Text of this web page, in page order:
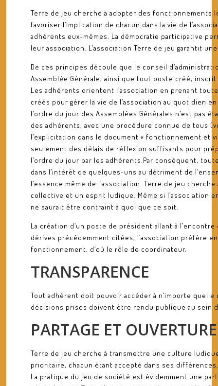
Terre de jeu cherche à adopter des fonctionnements
favoriser l’implication de chacun dans la vie de
adhérents eux-mêmes. La démocratie participative
leur association. L’association Terre de jeu garantit
De ces principes découle que le conseil
Assemblée Générale, ainsi que tout poste créé,
Les adhérents orientent l’association en prenant
créés pour gérer la vie de l’association au quotidien
l’ordre du jour des Assemblées Générales n’est pas
des adhérents, avec une procédure connue de tous
l’explicitation dans le document « fonctionnement et
seulement des délais de réflexion suffisants pour
l’ordre du jour par les adhérents.Par conséquent,
dans l’intérêt de quelques-uns au détriment de
l’essence même de l’association. Terre de jeu
collective et un esprit ludique. Même si l’association
ne saurait être contraint à quoi que ce soit.
La création d’un poste de président allant à
dérives précédemment citées, l’association préfère
fonctionnement, d’où le rôle de coordinateur.
TRANSPARENCE
Tout adhérent doit pouvoir accéder à n’importe
décisions prises doivent être rendu publique au sein
PARTAGE ET OUVERTURE
Terre de jeu cherche à transmettre une culture
prioritaire, chacun étant accepté dans ses
La pratique du jeu de société est évidemment une